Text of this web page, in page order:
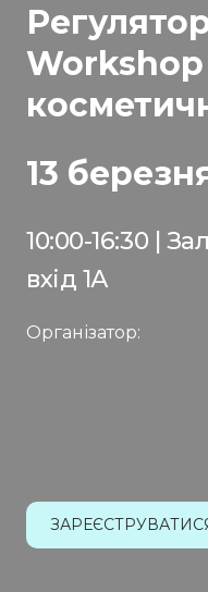
Workshop
13
10:00-16:30 |
вхід 1А
Організатор: